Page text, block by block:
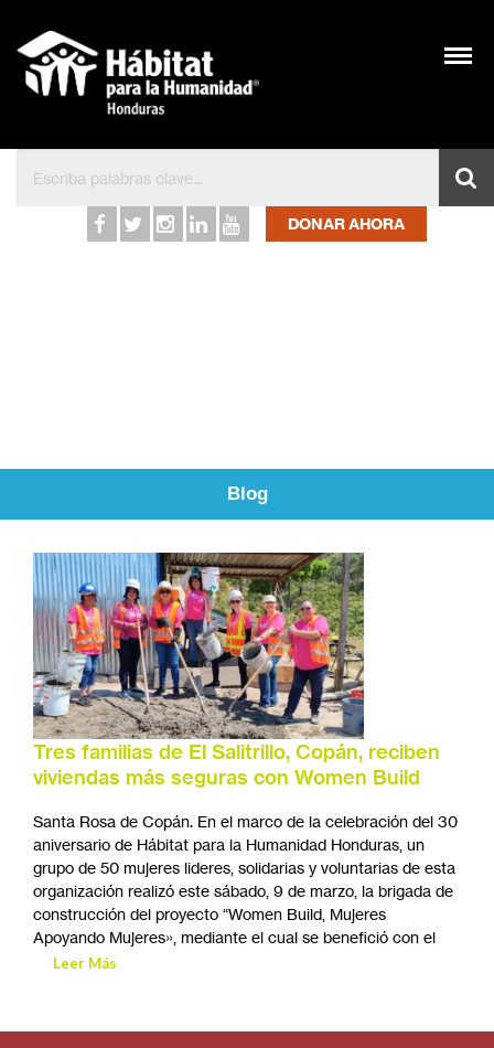
Inicio – Hábitat para la
DONAR AHORA
Blog
Tres familias de El Salitrillo, Copán, reciben
viviendas más seguras con Women Build
Santa Rosa de Copán. En el marco de la celebración del 30
aniversario de Hábitat para la Humanidad Honduras, un
grupo de 50 mujeres lideres, solidarias y voluntarias de esta
organización realizó este sábado, 9 de marzo, la brigada de
construcción del proyecto “Women Build, Mujeres
Apoyando Mujeres», mediante el cual se benefició con el
Leer Más